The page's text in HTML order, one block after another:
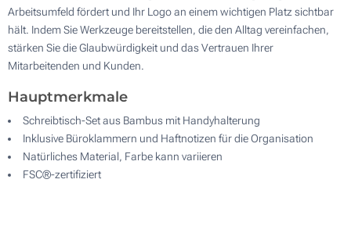
Arbeitsumfeld fördert und Ihr Logo an einem wichtigen Platz sichtbar
hält. Indem Sie Werkzeuge bereitstellen, die den Alltag vereinfachen,
stärken Sie die Glaubwürdigkeit und das Vertrauen Ihrer
Mitarbeitenden und Kunden.
Hauptmerkmale
Schreibtisch-Set aus Bambus mit Handyhalterung
Inklusive Büroklammern und Haftnotizen für die Organisation
Natürliches Material, Farbe kann variieren
FSC®-zertifiziert